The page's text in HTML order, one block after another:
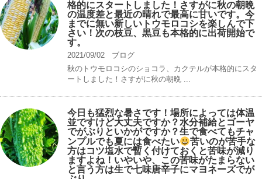
格的にスタートしました！さすがに秋の朝晩
の温度差と最近の晴れで最高に甘いです。今
までに無い新しいトウモロコシを楽しんで下
さい！次の枝豆、黒豆も本格的に出荷開始で
す。
2021/09/02
ブログ
秋のトウモロコシのショコラ、カクテルが本格的にスタ
ートしました！さすがに秋の朝晩 ...
今日も猛烈な暑さです！場所によっては体温
並ですけど大丈夫ですか？水分補給とゴーヤ
でがぶりといかがですか？生で食べてもチャ
ンプルでも夏には食べたい
苦いのが苦手な
方はコツ塩水で暫く付けておくと苦味が減り
ますよね！いやいや、この苦味がたまらない
と言う方は生で七味唐辛子にマヨネーズでが